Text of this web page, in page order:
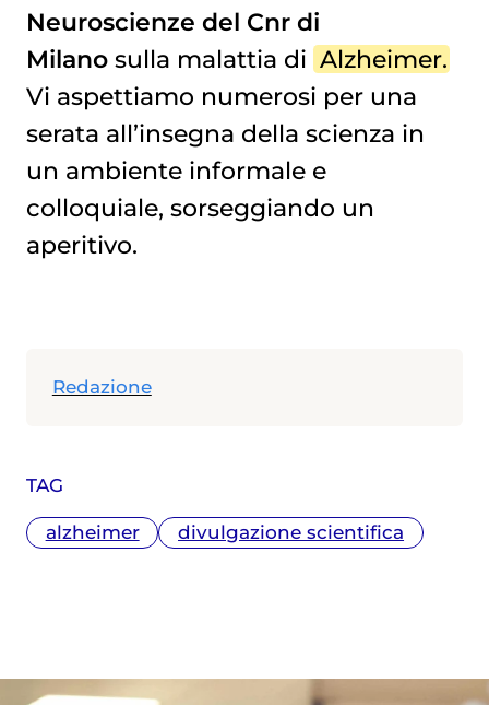
TAG
alzheimer divulgazione scientifica
Neuroscienze del Cnr di
Milano sulla malattia di Alzheimer.
Vi aspettiamo numerosi per una
serata all’insegna della scienza in
un ambiente informale e
colloquiale, sorseggiando un
aperitivo.
Redazione